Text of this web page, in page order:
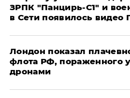
ЗРПК "Панцирь-С1" и
в Сети появилось видео
Лондон показал
флота РФ, пораженного
дронами